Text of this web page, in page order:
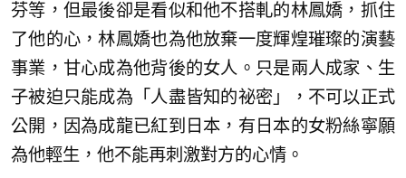
芬等，但最後卻是看似和他不搭軋的林鳳嬌，抓住
了他的心，林鳳嬌也為他放棄一度輝煌璀璨的演藝
事業，甘心成為他背後的女人。只是兩人成家、生
子被迫只能成為「人盡皆知的祕密」，不可以正式
公開，因為成龍已紅到日本，有日本的女粉絲寧願
為他輕生，他不能再刺激對方的心情。